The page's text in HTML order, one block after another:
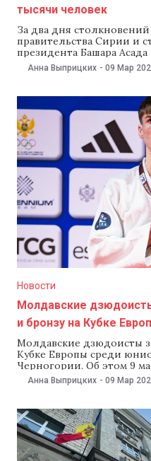
тысячи человек
За два дня
правительства Сирии и
президента Башара
человек. Об этом
базирующийся в
передает BBC,
провинциях Латакия и
местом проживания
Анна Выприцких - 09 Мар
Новости
Молдавские
и бронзу на Кубке
Молдавские дзюдоисты
Кубке Европы среди
Черногории. Об этом 9
олимпийский
золотую медаль в
Черногории, Польши и
в весовой категории 73 кг.
Анна Выприцких - 09 Мар